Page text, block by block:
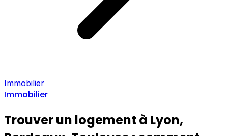
Immobilier
Immobilier
Trouver un logement à Lyon,